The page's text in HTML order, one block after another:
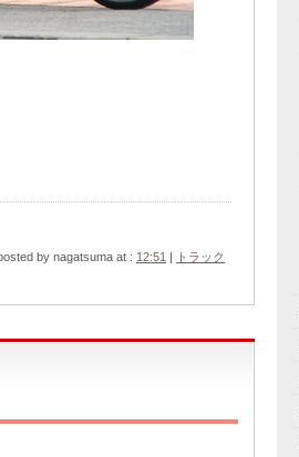
by nagatsuma at : 12:51 |
トラック